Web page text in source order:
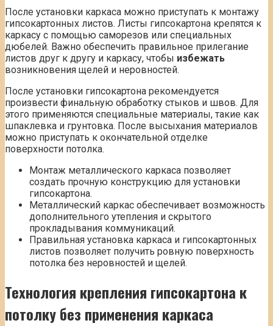
После установки каркаса можно приступать к монтажу
гипсокартонных листов. Листы гипсокартона крепятся к
каркасу с помощью саморезов или специальных
дюбелей. Важно обеспечить правильное прилегание
листов друг к другу и каркасу, чтобы избежать
возникновения щелей и неровностей.
После установки гипсокартона рекомендуется
произвести финальную обработку стыков и швов. Для
этого применяются специальные материалы, такие как
шпаклевка и грунтовка. После высыхания материалов
можно приступать к окончательной отделке
поверхности потолка.
Монтаж металлического каркаса позволяет
создать прочную конструкцию для установки
гипсокартона.
Металлический каркас обеспечивает возможность
дополнительного утепления и скрытого
прокладывания коммуникаций.
Правильная установка каркаса и гипсокартонных
листов позволяет получить ровную поверхность
потолка без неровностей и щелей.
Технология крепления гипсокартона к
потолку без применения каркаса